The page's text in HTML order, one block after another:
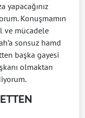
yapacağınız
Konuşmamın
ve mücadele
sonsuz hamd
başka gayesi
olmaktan